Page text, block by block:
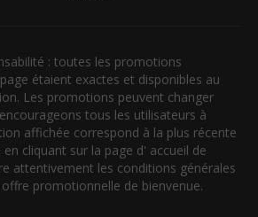
: toutes les promotions
étaient exactes et disponibles au
Les promotions peuvent changer
tous les utilisateurs à
affichée correspond à la plus récente
cliquant sur la page d' accueil de
attentivement les conditions générales
promotionnelle de bienvenue.